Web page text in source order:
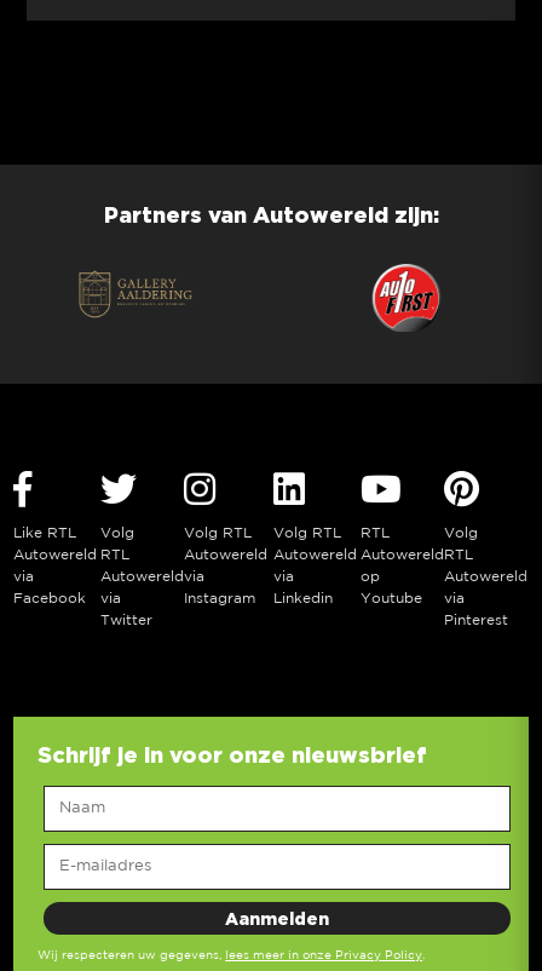
Partners van Autowereld zijn:
Like RTL
Autowereld
via
Facebook
Volg
RTL
Autowereld
via
Twitter
Volg RTL
Autowereld
via
Instagram
Volg RTL
Autowereld
via
Linkedin
RTL
Autowereld
op
Youtube
Volg
RTL
Autowereld
via
Pinterest
Schrijf je in voor onze nieuwsbrief
Wij respecteren uw gegevens, lees meer in onze Privacy Policy.